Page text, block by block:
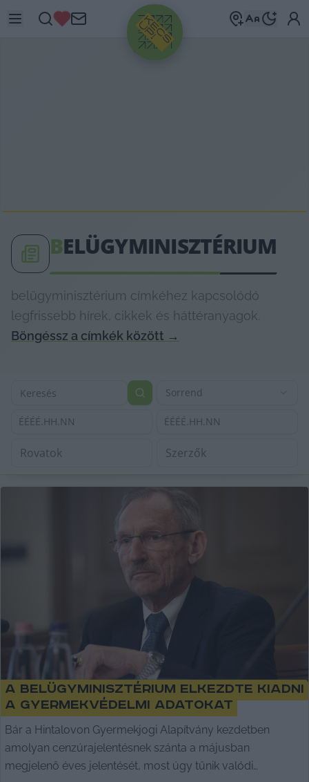
HIRDETÉS
BELÜGYMINISZTÉRIUM
belügyminisztérium címkéhez kapcsolódó
legfrissebb hírek, cikkek és háttéranyagok.
Böngéssz a címkék között →
Sorrend
ÉÉÉÉ.HH.NN ÉÉÉÉ.HH.NN
A Belügyminisztérium elkezdte kiadni
a gyermekvédelmi adatokat
Bár a Hintalovon Gyermekjogi Alapítvány kezdetben
amolyan cenzúrajelentésnek szánta a májusban
megjelenő éves jelentését, most úgy tűnik valódi